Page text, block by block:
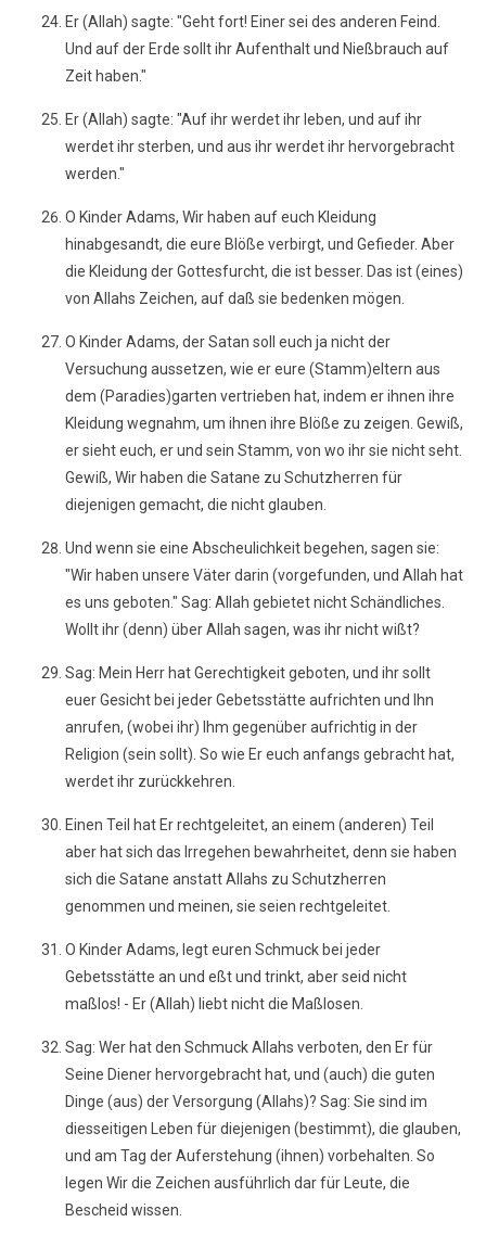
Er (Allah) sagte: "Geht fort! Einer sei des anderen Feind.
Und auf der Erde sollt ihr Aufenthalt und Nießbrauch auf
Zeit haben."
Er (Allah) sagte: "Auf ihr werdet ihr leben, und auf ihr
werdet ihr sterben, und aus ihr werdet ihr hervorgebracht
werden."
O Kinder Adams, Wir haben auf euch Kleidung
hinabgesandt, die eure Blöße verbirgt, und Gefieder. Aber
die Kleidung der Gottesfurcht, die ist besser. Das ist (eines)
von Allahs Zeichen, auf daß sie bedenken mögen.
O Kinder Adams, der Satan soll euch ja nicht der
Versuchung aussetzen, wie er eure (Stamm)eltern aus
dem (Paradies)garten vertrieben hat, indem er ihnen ihre
Kleidung wegnahm, um ihnen ihre Blöße zu zeigen. Gewiß,
er sieht euch, er und sein Stamm, von wo ihr sie nicht seht.
Gewiß, Wir haben die Satane zu Schutzherren für
diejenigen gemacht, die nicht glauben.
Und wenn sie eine Abscheulichkeit begehen, sagen sie:
"Wir haben unsere Väter darin (vorgefunden, und Allah hat
es uns geboten." Sag: Allah gebietet nicht Schändliches.
Wollt ihr (denn) über Allah sagen, was ihr nicht wißt?
Sag: Mein Herr hat Gerechtigkeit geboten, und ihr sollt
euer Gesicht bei jeder Gebetsstätte aufrichten und Ihn
anrufen, (wobei ihr) Ihm gegenüber aufrichtig in der
Religion (sein sollt). So wie Er euch anfangs gebracht hat,
werdet ihr zurückkehren.
Einen Teil hat Er rechtgeleitet, an einem (anderen) Teil
aber hat sich das Irregehen bewahrheitet, denn sie haben
sich die Satane anstatt Allahs zu Schutzherren
genommen und meinen, sie seien rechtgeleitet.
O Kinder Adams, legt euren Schmuck bei jeder
Gebetsstätte an und eßt und trinkt, aber seid nicht
maßlos! - Er (Allah) liebt nicht die Maßlosen.
Sag: Wer hat den Schmuck Allahs verboten, den Er für
Seine Diener hervorgebracht hat, und (auch) die guten
Dinge (aus) der Versorgung (Allahs)? Sag: Sie sind im
diesseitigen Leben für diejenigen (bestimmt), die glauben,
und am Tag der Auferstehung (ihnen) vorbehalten. So
legen Wir die Zeichen ausführlich dar für Leute, die
Bescheid wissen.